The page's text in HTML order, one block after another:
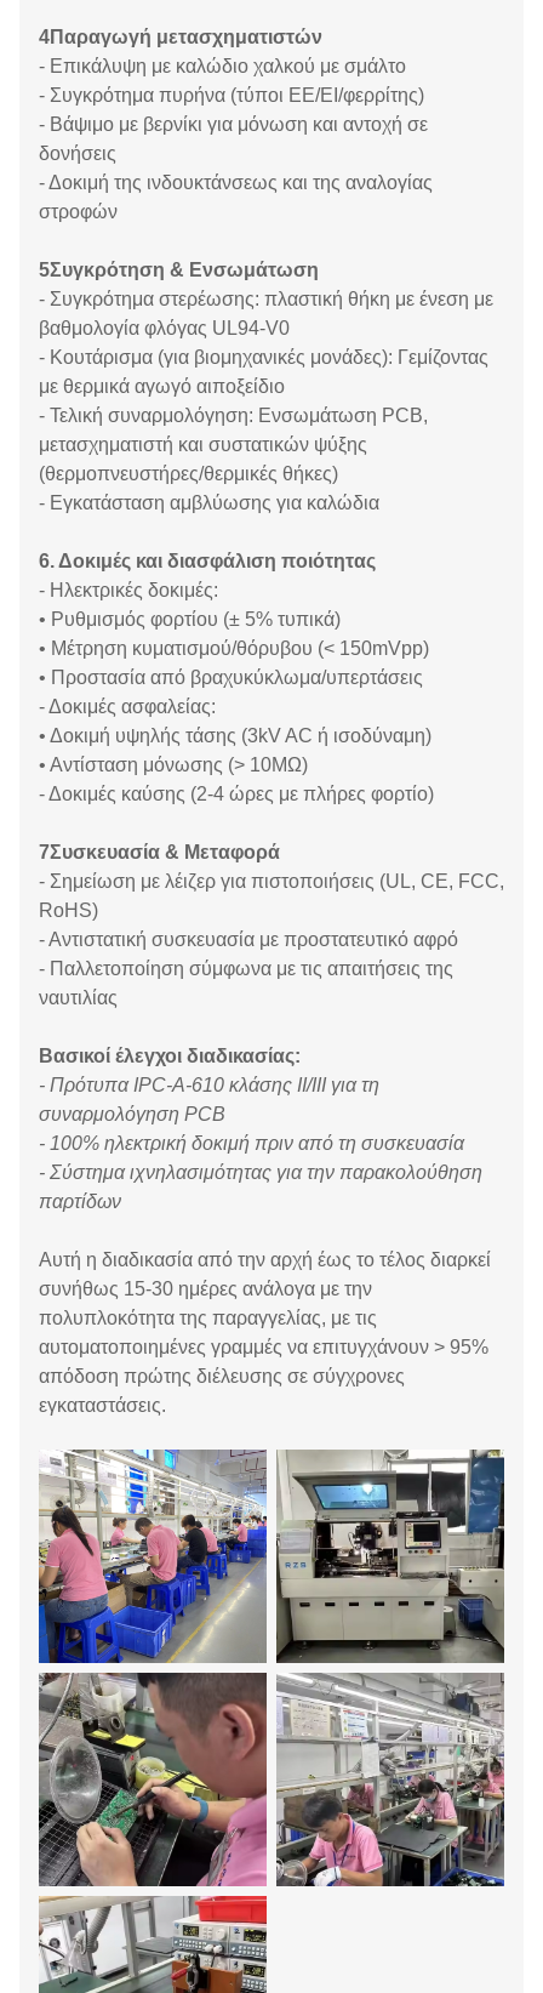
4Παραγωγή μετασχηματιστών
- Επικάλυψη με καλώδιο χαλκού με σμάλτο
- Συγκρότημα πυρήνα (τύποι EE/EI/φερρίτης)
- Βάψιμο με βερνίκι για μόνωση και αντοχή σε
δονήσεις
- Δοκιμή της ινδουκτάνσεως και της αναλογίας
στροφών
5Συγκρότηση & Ενσωμάτωση
- Συγκρότημα στερέωσης: πλαστική θήκη με ένεση με
βαθμολογία φλόγας UL94-V0
- Κουτάρισμα (για βιομηχανικές μονάδες): Γεμίζοντας
με θερμικά αγωγό αιποξείδιο
- Τελική συναρμολόγηση: Ενσωμάτωση PCB,
μετασχηματιστή και συστατικών ψύξης
(θερμοπνευστήρες/θερμικές θήκες)
- Εγκατάσταση αμβλύωσης για καλώδια
6. Δοκιμές και διασφάλιση ποιότητας
- Ηλεκτρικές δοκιμές:
• Ρυθμισμός φορτίου (± 5% τυπικά)
• Μέτρηση κυματισμού/θόρυβου (< 150mVpp)
• Προστασία από βραχυκύκλωμα/υπερτάσεις
- Δοκιμές ασφαλείας:
• Δοκιμή υψηλής τάσης (3kV AC ή ισοδύναμη)
• Αντίσταση μόνωσης (> 10MΩ)
- Δοκιμές καύσης (2-4 ώρες με πλήρες φορτίο)
7Συσκευασία & Μεταφορά
- Σημείωση με λέιζερ για πιστοποιήσεις (UL, CE, FCC,
RoHS)
- Αντιστατική συσκευασία με προστατευτικό αφρό
- Παλλετοποίηση σύμφωνα με τις απαιτήσεις της
ναυτιλίας
Βασικοί έλεγχοι διαδικασίας:
- Πρότυπα IPC-A-610 κλάσης II/III για τη
συναρμολόγηση PCB
- 100% ηλεκτρική δοκιμή πριν από τη συσκευασία
- Σύστημα ιχνηλασιμότητας για την παρακολούθηση
παρτίδων
Αυτή η διαδικασία από την αρχή έως το τέλος διαρκεί
συνήθως 15-30 ημέρες ανάλογα με την
πολυπλοκότητα της παραγγελίας, με τις
αυτοματοποιημένες γραμμές να επιτυγχάνουν > 95%
απόδοση πρώτης διέλευσης σε σύγχρονες
εγκαταστάσεις.